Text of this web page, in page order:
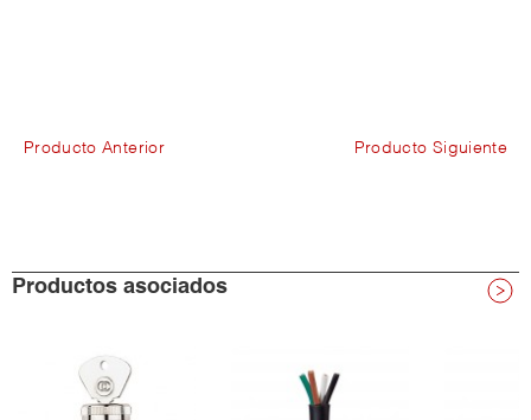
Producto Anterior Producto Siguiente
Productos asociados